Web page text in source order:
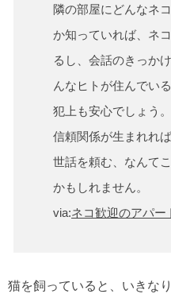
隣の部屋にどんなネ
か知っていれば、ネ
るし、会話のきっか
んなヒトが住んでい
犯上も安心でしょう。
信頼関係が生まれれ
世話を頼む、なんて
かもしれません。
via:ネコ歓迎のアパー
猫を飼っていると、いきな